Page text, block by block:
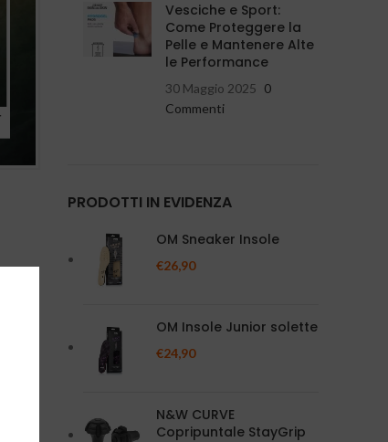
Vesciche e Sport:
Come Proteggere la
Pelle e Mantenere Alte
le Performance
30 Maggio 2025 0
Commenti
PRODOTTI IN EVIDENZA
OM Sneaker Insole
€26,90
OM Insole Junior solette
€24,90
N&W CURVE
Copripuntale StayGrip